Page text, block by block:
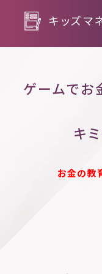
キッズマ
ゲームでお
キ
お金の教